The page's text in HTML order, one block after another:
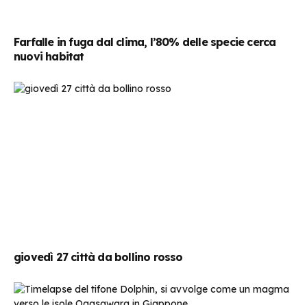
Farfalle in fuga dal clima, l’80% delle specie cerca
nuovi habitat
giovedì 27 città da bollino rosso